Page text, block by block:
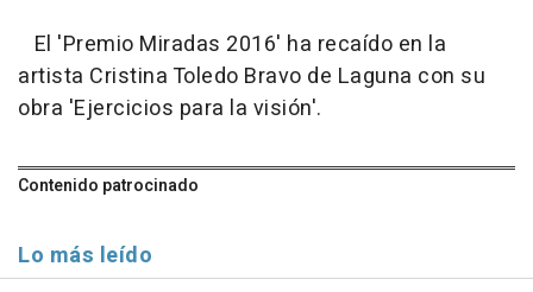
El 'Premio Miradas 2016' ha recaído en la
artista Cristina Toledo Bravo de Laguna con su
obra 'Ejercicios para la visión'.
Contenido patrocinado
Lo más leído